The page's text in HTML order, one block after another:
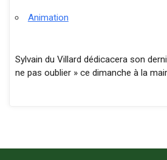
Animation
Sylvain du Villard dédicacera son
ne pas oublier » ce dimanche à la